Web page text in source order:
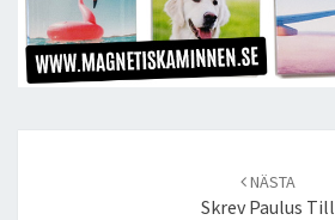
NÄSTA
Skrev Paulus Till